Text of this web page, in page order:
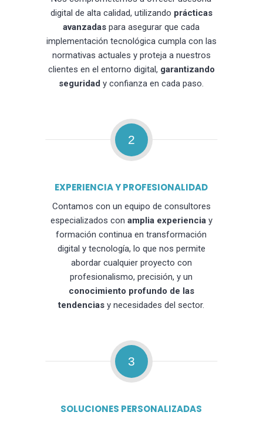
digital de alta calidad, utilizando prácticas
avanzadas para asegurar que cada
implementación tecnológica cumpla con las
normativas actuales y proteja a nuestros
clientes en el entorno digital, garantizando
seguridad y confianza en cada paso.
2
EXPERIENCIA Y PROFESIONALIDAD
Contamos con un equipo de consultores
especializados con amplia experienciay
formación continua en transformación
digital y tecnología, lo que nos permite
abordar cualquier proyecto con
profesionalismo, precisión, y un
conocimiento profundo de las
tendencias y necesidades del sector.
3
SOLUCIONES PERSONALIZADAS